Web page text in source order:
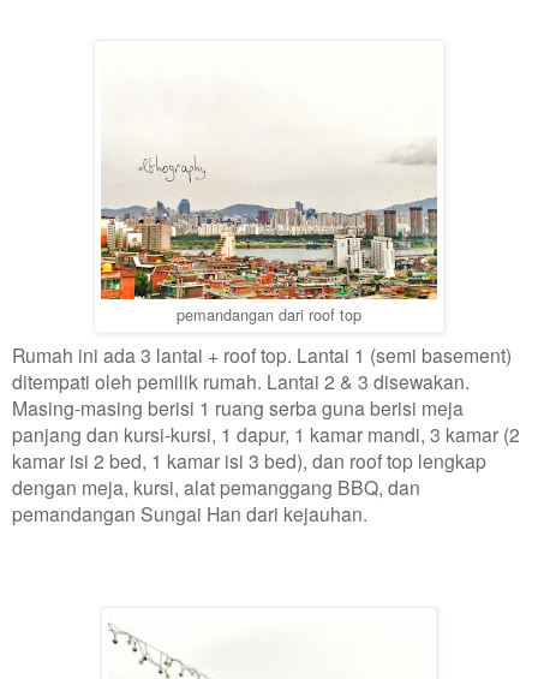
pemandangan dari roof top
Rumah ini ada 3 lantai + roof top. Lantai 1 (semi basement)
ditempati oleh pemilik rumah. Lantai 2 & 3 disewakan.
Masing-masing berisi 1 ruang serba guna berisi meja
panjang dan kursi-kursi, 1 dapur, 1 kamar mandi, 3 kamar (2
kamar isi 2 bed, 1 kamar isi 3 bed), dan roof top lengkap
dengan meja, kursi, alat pemanggang BBQ, dan
pemandangan Sungai Han dari kejauhan.